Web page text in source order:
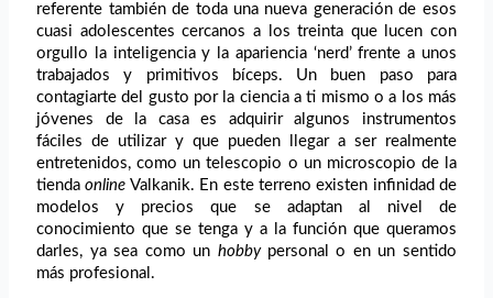
referente también de toda una nueva generación de esos
cuasi adolescentes cercanos a los treinta que lucen con
orgullo la inteligencia y la apariencia ‘nerd’ frente a unos
trabajados y primitivos bíceps. Un buen paso para
contagiarte del gusto por la ciencia a ti mismo o a los más
jóvenes de la casa es adquirir algunos instrumentos
fáciles de utilizar y que pueden llegar a ser realmente
entretenidos, como untelescopio o un microscopio de la
tiendaonline Valkanik. En este terreno existen infinidad de
modelos y precios que se adaptan al nivel de
conocimiento que se tenga y a la función que queramos
darles, ya sea como un hobbypersonal o en un sentido
más profesional.